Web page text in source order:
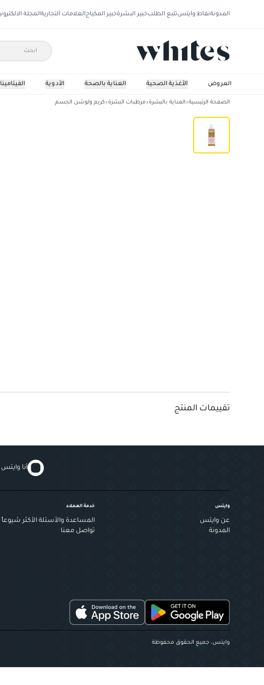
المدونةنقاط وايتستتبع الطلبخبير البشرةخبير المكياجالعلامات التجاريةالمجلة
الأدوية العناية بالصحة الأغذية الصحية العروض
الصفحة الرئيسية العناية بالبشرة مرطبات البشرة كريم ولوشن الجسم
تقييمات المنتج
أنا وايتس
وايتس
عن وايتس
المدونة
خدمة العملاء
المساعدة والأسئلة الأكثر شيوعاً
تواصل معنا
وايتس، جميع الحقوق محفوظة